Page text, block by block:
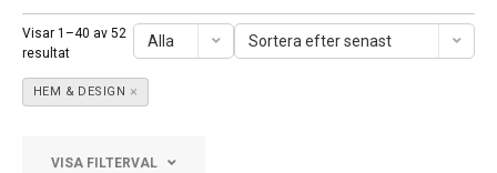
WEBBSHOP
AUKTIONER
Visar 1–40 av 52
resultatSortera
senaste
Alla Sortera efter senast
HEM & DESIGN ×
VISA FILTERVAL